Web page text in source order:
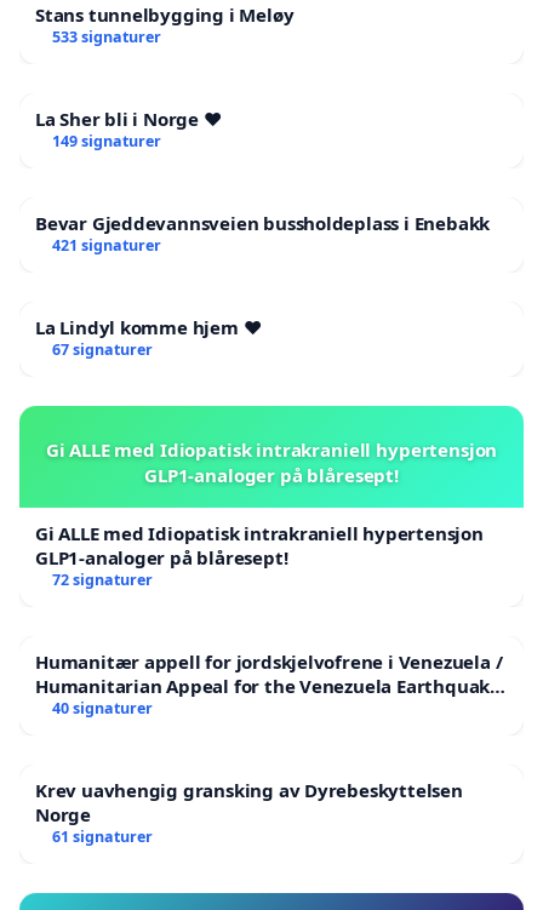
Stans tunnelbygging i Meløy
533 signaturer
La Sher bli i Norge ❤️
149 signaturer
Bevar Gjeddevannsveien bussholdeplass i Enebakk
421 signaturer
La Lindyl komme hjem ❤️
67 signaturer
Gi ALLE med Idiopatisk intrakraniell hypertensjon
GLP1-analoger på blåresept!
Gi ALLE med Idiopatisk intrakraniell hypertensjon
GLP1-analoger på blåresept!
72 signaturer
Humanitær appell for jordskjelvofrene i Venezuela /
Humanitarian Appeal for the Venezuela Earthquake
Victims
40 signaturer
Krev uavhengig gransking av Dyrebeskyttelsen
Norge
61 signaturer